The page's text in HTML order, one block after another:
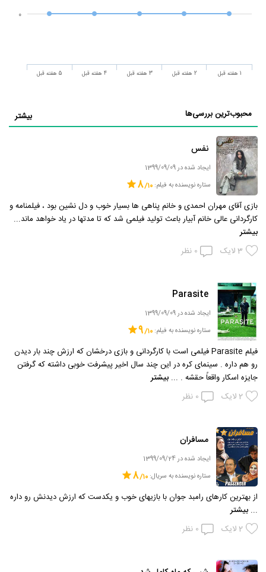
5 هفته قبل 4 هفته قبل 3 هفته قبل 2 هفته قبل 1 هفته قبل
0
محبوب‌ترین بررسی‌ها بیشتر
نفس
ایجاد شده در 1399/09/09
ستاره نویسنده به فیلم:
8
بازی آقای مهران احمدی و خانم پناهی ها بسیار خوب و دل نشین بود ، فیلمنامه و
کارگردانی عالی خانم آبیار باعث تولید فیلمی شد که تا مدتها در یاد خواهد ماند...
بیشتر
3لایک 0 نظر
Parasite
ایجاد شده در 1399/09/09
ستاره نویسنده به فیلم:
9
فیلم Parasite فیلمی است با کارگردانی و بازی درخشان که ارزش چند بار دیدن
رو هم داره . سینمای کره در این چند سال اخیر پیشرفت خوبی داشته که گرفتن
جایزه اسکار واقعاً حقشه . ...بیشتر
2 لایک 0 نظر
مسافران
ایجاد شده در 1399/09/24
ستاره نویسنده به سریال:
8
از بهترین کارهای رامبد جوان با بازیهای خوب و یکدست که ارزش دیدنش رو داره
...بیشتر
2 لایک 0 نظر